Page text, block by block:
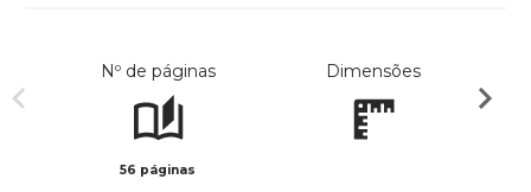
Nº de páginas
56 páginas
Dimensões